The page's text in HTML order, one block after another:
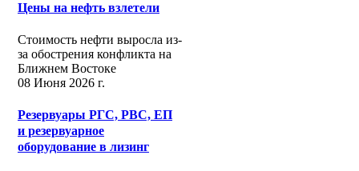
Цены на нефть взлетели
Стоимость нефти выросла из-
за обострения конфликта на
Ближнем Востоке
08 Июня 2026 г.
Резервуары РГС, РВС, ЕП
и резервуарное
оборудование в лизинг